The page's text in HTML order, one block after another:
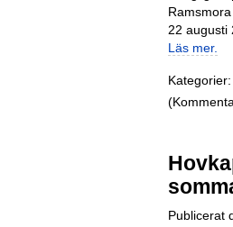
22 augusti
Läs mer.
Kategorier:
Publicerat